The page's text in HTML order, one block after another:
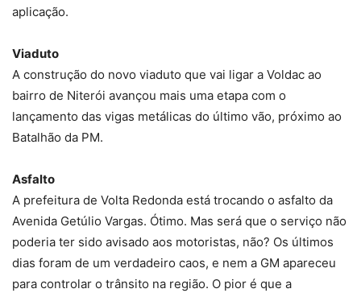
aplicação.
Viaduto
A construção do novo viaduto que vai ligar a Voldac ao
bairro de Niterói avançou mais uma etapa com o
lançamento das vigas metálicas do último vão, próximo ao
Batalhão da PM.
Asfalto
A prefeitura de Volta Redonda está trocando o asfalto da
Avenida Getúlio Vargas. Ótimo. Mas será que o serviço não
poderia ter sido avisado aos motoristas, não? Os últimos
dias foram de um verdadeiro caos, e nem a GM apareceu
para controlar o trânsito na região. O pior é que a